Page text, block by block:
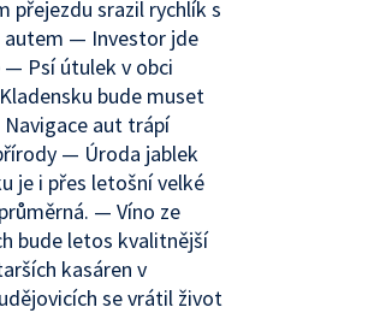
přejezdu srazil rychlík s
autem — Investor jde
— Psí útulek v obci
bude muset
aut trápí
— Úroda jablek
je i přes letošní velké
— Víno ze
bude letos kvalitnější
kasáren v
se vrátil život